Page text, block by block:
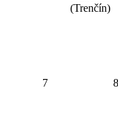
(Trenčín)
7 8